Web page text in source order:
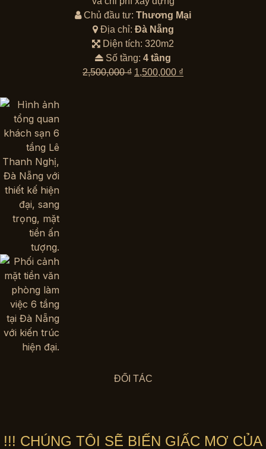
1,500,000 ₫.
Chủ đầu tư: Thương Mại
Địa chỉ: Đà Nẵng
Diện tích: 320m2
Số tầng: 4 tầng
2,500,000₫ Giá
1,500,000 ₫
ĐỐI TÁC
!!! CHÚNG TÔI SẼ BIẾN GIẤC MƠ CỦA